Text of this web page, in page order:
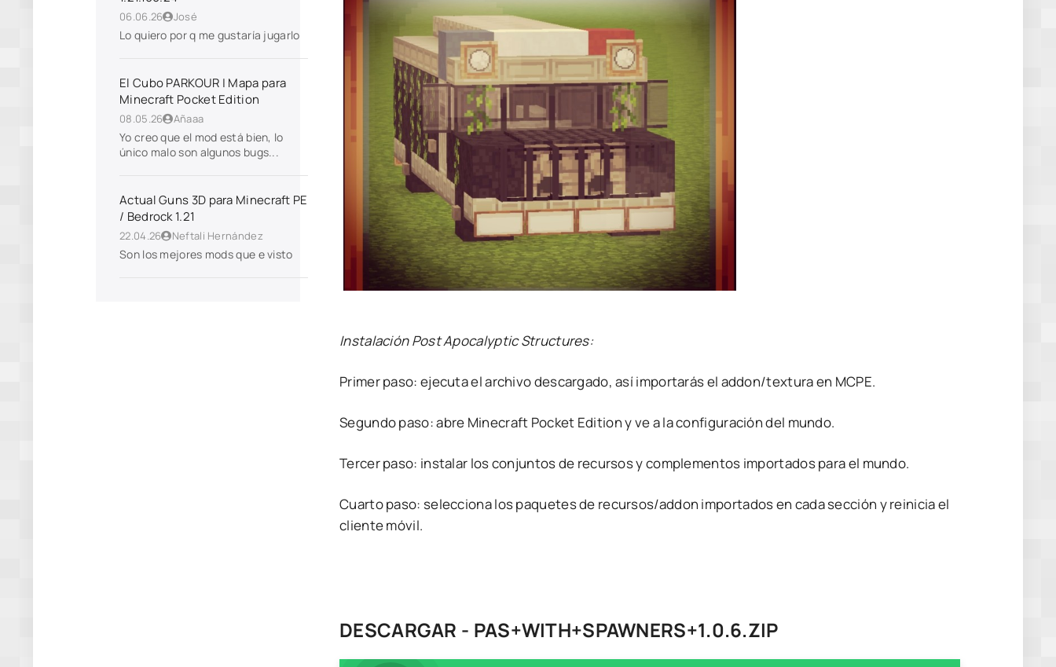
Instalación Post Apocalyptic Structures:
Primer paso: ejecuta el archivo descargado, así importarás el addon/textura en MCPE.
Segundo paso: abre Minecraft Pocket Edition y ve a la configuración del mundo.
Tercer paso: instalar los conjuntos de recursos y complementos importados para el mundo.
Cuarto paso: selecciona los paquetes de recursos/addon importados en cada sección y reinicia el
cliente móvil.
DESCARGAR - PAS+WITH+SPAWNERS+1.0.6.ZIP
06.06.26 José
Lo quiero por q me gustaría jugarlo
El Cubo PARKOUR | Mapa para
Minecraft Pocket Edition
08.05.26 Añaaa
Yo creo que el mod está bien, lo
único malo son algunos bugs...
Actual Guns 3D para Minecraft PE
/ Bedrock 1.21
22.04.26 Neftali Hernández
Son los mejores mods que e visto